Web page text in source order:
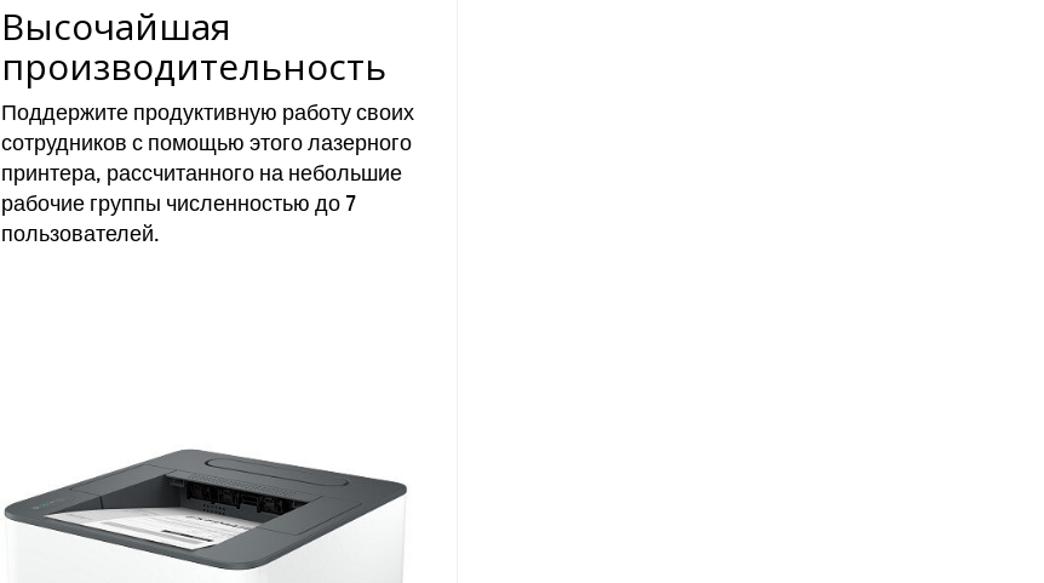
Высочайшая
производительность
Поддержите продуктивную работу своих
сотрудников с помощью этого лазерного
принтера, рассчитанного на небольшие
рабочие группы численностью до 7
пользователей.